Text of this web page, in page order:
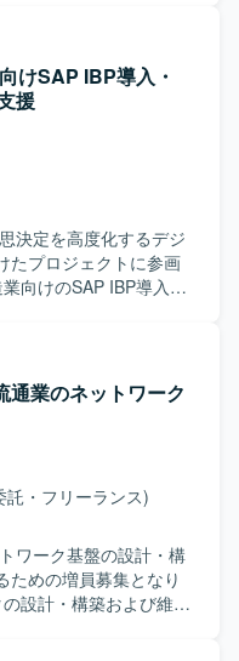
という社会的インパク
開発をリードできるポ
セス全体に関わるこ
ェクト運営を通じ
開発の知見をさらに
長とともに、ご自身
だける環境となって
す。バックエンドは
て開発を行っておりま
およびCDKTFを採用
り、特にフロントエン
にご対応いただきま
にコミュニケーショ
方を求めています。
のデジタル化を推進す
クトに関わっていた
たサービス開発に携わ
ォーマンスを意識した
発環境】
AWS環境を中心とした
けSAP IBP導入・
援
決定を高度化するデジ
たプロジェクトに参画
業におけるサプライチ
整理や計画プロセスの
ます。プロジェクトの
業務の高度化を図っ
自ら主体的にプロジ
ます。関係者と円滑
課題を整理し解決に
の魅
領域において、最新の
、意思決定高度化に直
通業のネットワーク
託・フリーランス)
ワーク基盤の設計・構
ための増員募集となり